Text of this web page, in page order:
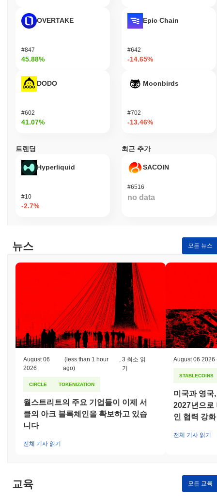
OVERTAKE
#847
45.88%
DODO
#602
41.07%
Epic Chain
#642
-14.65%
Moonbirds
#702
-13.46%
트렌딩
Hyperliquid
#10
-2.7%
최근 추가
SACOIN
#6516
no data
뉴스 모든 뉴스
August 06
2026
(less than 1 hour
ago)
3 최소 읽
기
CIRCLE TOKENIZATION
월스트리트의 주요 기업들이 이제 서
클의 아크 블록체인을 확보하고 있습
니다
전체 기사 읽기
August 06 2026
STABLECOINS
미국과 영국
2027년으로
인 협력 강화
전체 기사 읽기
교육 모든 교육